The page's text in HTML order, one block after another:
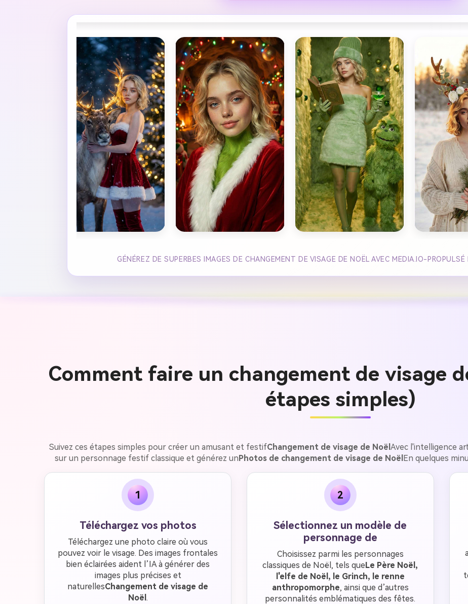
GÉNÉREZ DE SUPERBES IMAGES DE CHANGEMENT DE VISAGE DE NOËL AVEC MEDIA.IO-PROPULSÉ
Comment faire un changement de visage
étapes simples)
Suivez ces étapes simples pour créer un amusant et festifChangement de visage de Noël Avec l'intelligence
sur un personnage festif classique et générez unPhotos de changement de visage de Noël En quelques
1
Téléchargez vos photos
Téléchargez une photo claire où vous
pouvez voir le visage. Des images frontales
bien éclairées aident l’IA à générer des
images plus précises et
naturellesChangement de visage de
Noël .
2
Sélectionnez un modèle de
personnage de
Choisissez parmi les personnages
classiques de Noël, tels queLe Père Noël,
l'elfe de Noël, le Grinch, le renne
anthropomorphe, ainsi que d’autres
personnalités emblématiques des fêtes.